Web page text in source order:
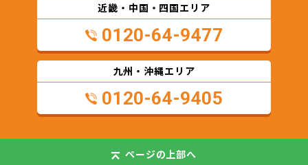
近畿・中国・四国エリア
0120-64-9477
九州・沖縄エリア
0120-64-9405
ページの上部へ